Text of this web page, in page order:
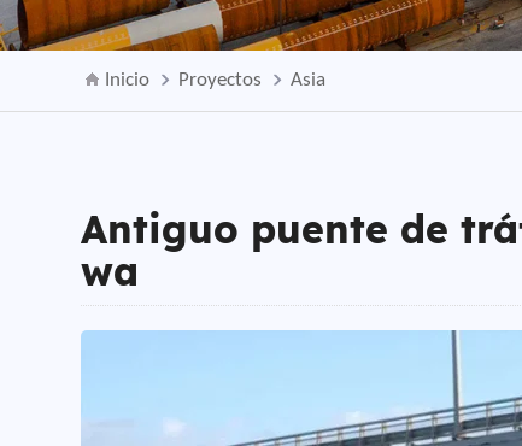
Inicio Proyectos Asia
Antiguo puente de
wa